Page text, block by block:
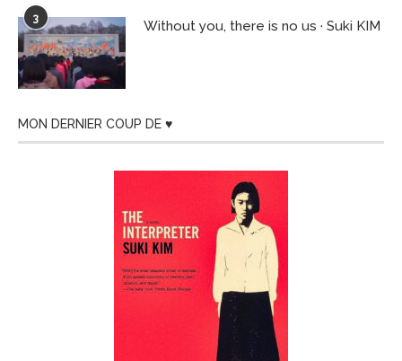
3 Without you, there is no us · Suki KIM
MON DERNIER COUP DE ♥